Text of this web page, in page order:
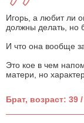
Игорь, а любит ли
должны делать, но
И что она вообще
Это кое в чем
матери, но
Брат, возраст: 39